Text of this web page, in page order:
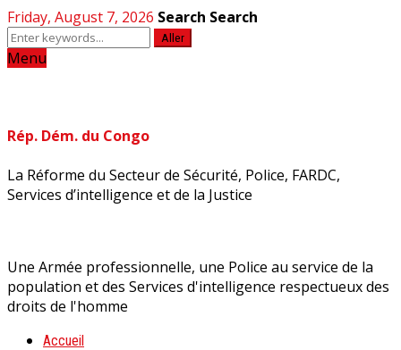
Friday, August 7, 2026 Search Search
Aller
Menu
Rép. Dém. du Congo
La Réforme du Secteur de Sécurité, Police, FARDC,
Services d’intelligence et de la Justice
Une Armée professionnelle, une Police au service de la
population et des Services d'intelligence respectueux des
droits de l'homme
Accueil